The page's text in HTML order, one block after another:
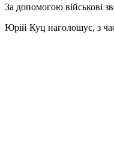
За допомогою військові
Юрій Куц наголошує, з